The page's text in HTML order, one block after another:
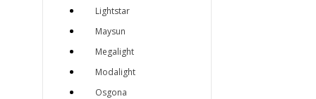
Lightstar
Maysun
Megalight
Modalight
Osgona